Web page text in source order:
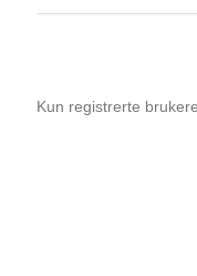
Kun registrerte